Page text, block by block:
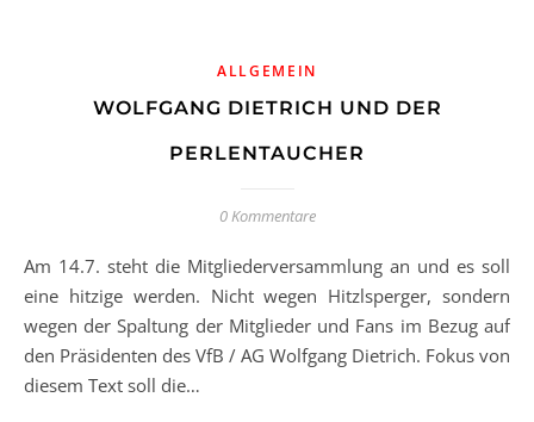
ALLGEMEIN
WOLFGANG DIETRICH UND DER
PERLENTAUCHER
0 Kommentare
Am 14.7. steht die Mitgliederversammlung an und es soll
eine hitzige werden. Nicht wegen Hitzlsperger, sondern
wegen der Spaltung der Mitglieder und Fans im Bezug auf
den Präsidenten des VfB / AG Wolfgang Dietrich. Fokus von
diesem Text soll die…